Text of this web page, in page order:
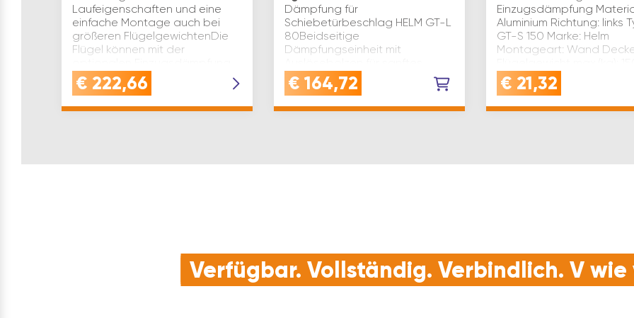
Laufeigenschaften und eine
einfache Montage auch bei
größeren FlügelgewichtenDie
Flügel können mit der
geräuscharm in die Endlagen
gezogen werdenNur eine Va…
€ 222,66
Dämpfung für
Schiebetürbeschlag HELM GT-L
80Beidseitige
Dämpfungseinheit mit
Schließen der
SchiebetürenMindest-
€ 164,72
Einzugsdämpfung
Aluminium Richtung: links
GT-S 150 Marke: Helm
Montageart: Wand
Einsatzbereich: Glas Holz
Kategorie: Ersatzteil …
€ 21,32
Verfügbar. Vollständig. Verbindlich. V